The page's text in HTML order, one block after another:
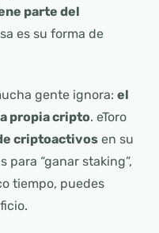
parte del
es su forma de
gente ignora: el
propia cripto. eToro
criptoactivos en su
para “ganar staking”,
tiempo, puedes